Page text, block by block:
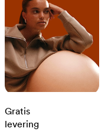
Gratis
levering